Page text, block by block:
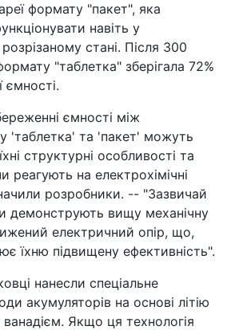
формату "пакет", яка
навіть у
стані. Після 300
"таблетка" зберігала 72%
ємності.
ємності між
'таблетка' та 'пакет' можуть
структурні особливості та
реагують на електрохімічні
розробники. -- "Зазвичай
демонструють вищу механічну
електричний опір, що,
їхню підвищену ефективність".
нанесли спеціальне
акумуляторів на основі літію
Якщо ця технологія